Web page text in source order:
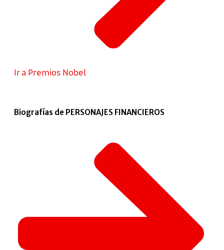
Ir a Premios Nobel
Biografías de PERSONAJES FINANCIEROS